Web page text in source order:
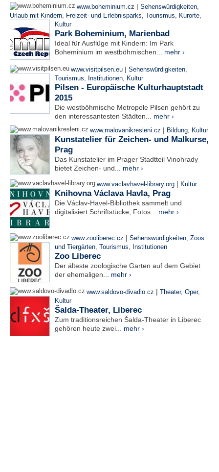
www.boheminium.cz | Sehenswürdigkeiten,
Urlaub mit Kindern, Freizeit- und Erlebnisparks, Tourismus, Kurorte,
Kultur
Park Boheminium, Marienbad
Ideal für Ausflüge mit Kindern: Im Park
Boheminium im westböhmischen... mehr ›
www.visitpilsen.eu | Sehenswürdigkeiten,
Tourismus, Institutionen, Kultur
Pilsen - Europäische Kulturhauptstadt
2015
Die westböhmische Metropole Pilsen gehört zu
den interessantesten Städten... mehr ›
www.malovanikresleni.cz | Bildung, Kultur
Kunstatelier für Zeichen- und Malkurse,
Prag
Das Kunstatelier im Prager Stadtteil Vinohrady
bietet Zeichen- und... mehr ›
www.vaclavhavel-library.org | Kultur
Knihovna Václava Havla, Prag
Die Václav-Havel-Bibliothek sammelt und
digitalisiert Schriftstücke, Fotos... mehr ›
www.zooliberec.cz | Sehenswürdigkeiten, Zoos
und Tiergärten, Tourismus, Institutionen
Zoo Liberec
Der älteste zoologische Garten auf dem Gebiet
der ehemaligen... mehr ›
www.saldovo-divadlo.cz | Theater, Oper,
Kultur
Šalda-Theater, Liberec
Zum traditionsreichen Šalda-Theater in Liberec
gehören heute zwei... mehr ›